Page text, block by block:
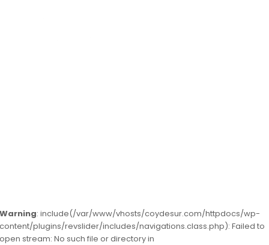
Warning: include(/var/www/vhosts/coydesur.com/httpdocs/wp-
content/plugins/revslider/includes/navigations.class.php): Failed to
open stream: No such file or directory in